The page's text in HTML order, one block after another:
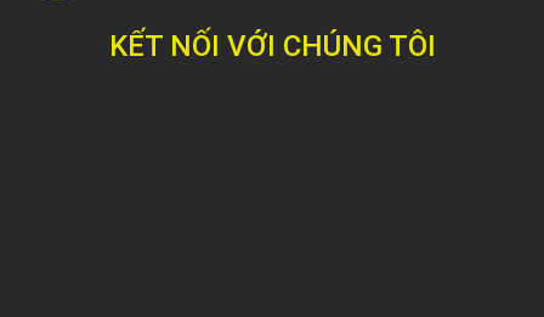
KẾT NỐI VỚI CHÚNG TÔI